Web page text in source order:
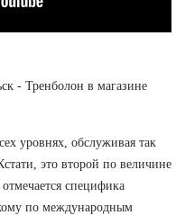
- Тренболон в магазине
уровнях, обслуживая так
это второй по величине
специфика
по международным